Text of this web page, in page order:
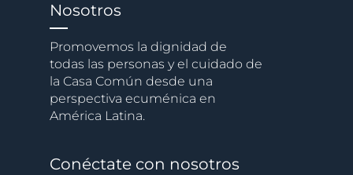
Nosotros
Promovemos la dignidad de
todas las personas y el cuidado de
la Casa Común desde una
perspectiva ecuménica en
América Latina.
Conéctate con nosotros